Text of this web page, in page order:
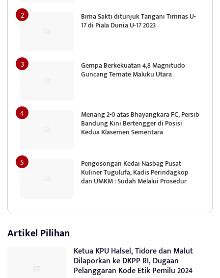
Bima Sakti ditunjuk Tangani Timnas U-
17 di Piala Dunia U-17 2023
Gempa Berkekuatan 4,8 Magnitudo
Guncang Ternate Maluku Utara
Menang 2-0 atas Bhayangkara FC, Persib
Bandung Kini Bertengger di Posisi
Kedua Klasemen Sementara
Pengosongan Kedai Nasbag Pusat
Kuliner Tugulufa, Kadis Perindagkop
dan UMKM : Sudah Melalui Prosedur
Artikel Pilihan
Ketua KPU Halsel, Tidore dan Malut
Dilaporkan ke DKPP RI, Dugaan
Pelanggaran Kode Etik Pemilu 2024